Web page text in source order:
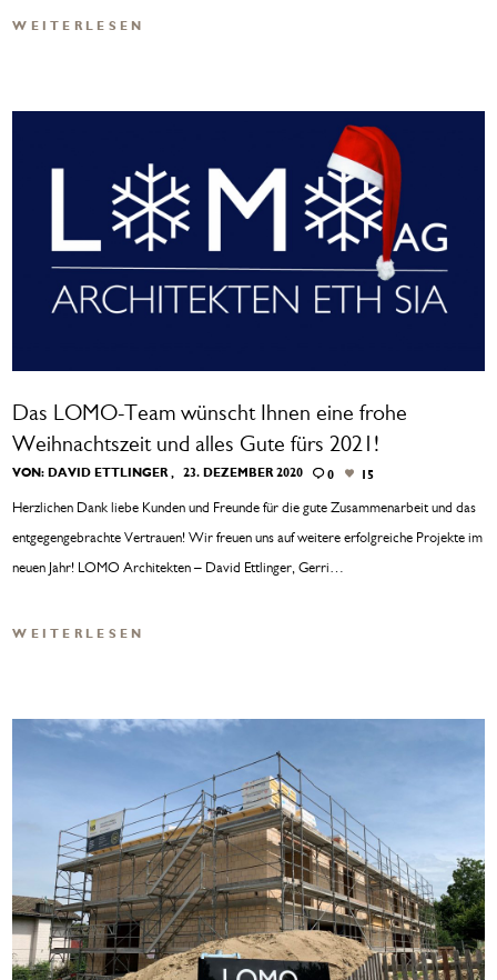
WEITERLESEN
Das LOMO-Team wünscht Ihnen eine frohe
Weihnachtszeit und alles Gute fürs 2021!
VON:DAVID ETTLINGER 23. DEZEMBER 2020 0 15
Herzlichen Dank liebe Kunden und Freunde für die gute Zusammenarbeit und das
entgegengebrachte Vertrauen! Wir freuen uns auf weitere erfolgreiche Projekte im
neuen Jahr! LOMO Architekten – David Ettlinger, Gerri…
WEITERLESEN